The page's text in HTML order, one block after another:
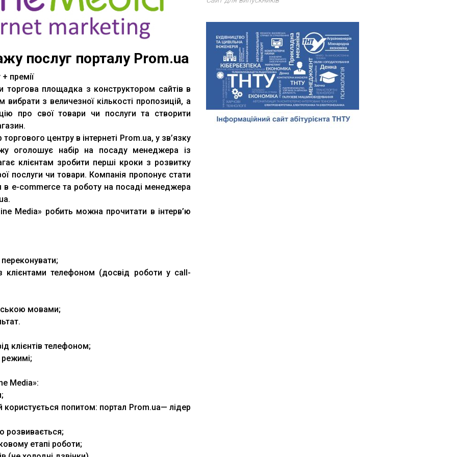
послуг порталу Prom.ua
премії
торгова площадка з конструктором сайтів в
з величезної кількості пропозицій, а
про свої товари чи послуги та створити
центру в інтернеті Prom.ua, у зв’язку
оголошує набір на посаду менеджера із
клієнтам зробити перші кроки з розвитку
послуги чи товари. Компанія пропонує стати
в e-commerce та роботу на посаді менеджера
Media» робить можна прочитати в інтерв’ю
клієнтами телефоном (досвід роботи у call-
мовами;
клієнтів телефоном;
режимі;
Media»:
користується попитом: портал Prom.ua— лідер
розвивається;
етапі роботи;